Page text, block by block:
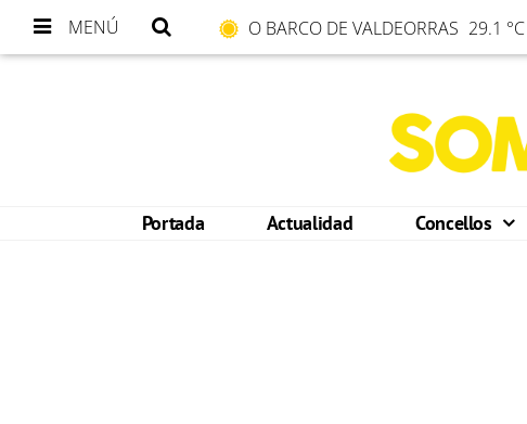
MENÚ O BARCO DE VALDEORRAS 29.1 °C
Portada Actualidad Concellos